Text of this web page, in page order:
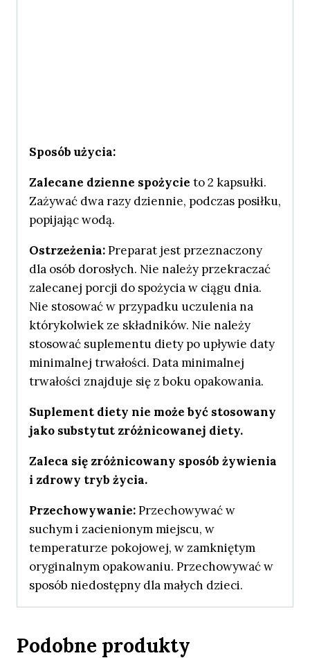
Sposób użycia:
Zalecane dzienne spożycie to 2 kapsułki.
Zażywać dwa razy dziennie, podczas posiłku,
popijając wodą.
Ostrzeżenia:Preparat jest przeznaczony
dla osób dorosłych. Nie należy przekraczać
zalecanej porcji do spożycia w ciągu dnia.
Nie stosować w przypadku uczulenia na
którykolwiek ze składników. Nie należy
stosować suplementu diety po upływie daty
minimalnej trwałości. Data minimalnej
trwałości znajduje się z boku opakowania.
Suplement diety nie może być stosowany
jako substytut zróżnicowanej diety.
Zaleca się zróżnicowany sposób żywienia
i zdrowy tryb życia.
Przechowywanie:Przechowywać w
suchym i zacienionym miejscu, w
temperaturze pokojowej, w zamkniętym
oryginalnym opakowaniu. Przechowywać w
sposób niedostępny dla małych dzieci.
Podobne produkty